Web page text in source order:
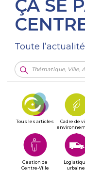
ÇA SE
Toute
Tous les articles
Cadre de
Gestion de
Centre-Ville
urbaine